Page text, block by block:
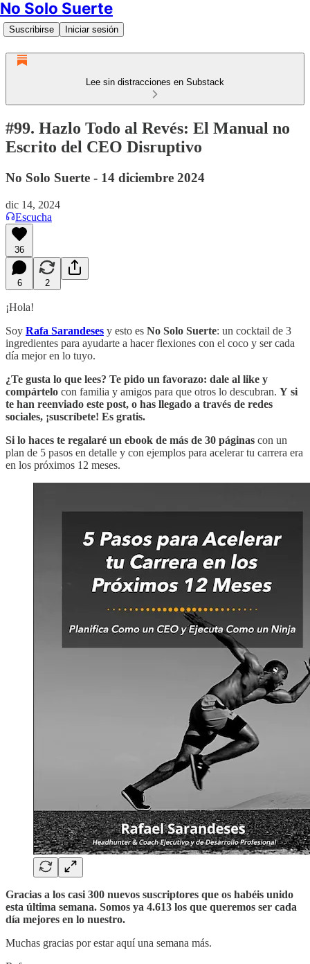
No Solo Suerte
Suscribirse Iniciar sesión
Lee sin distracciones en Substack
#99. Hazlo Todo al Revés: El Manual no
Escrito del CEO Disruptivo
No Solo Suerte - 14 diciembre 2024
dic 14, 2024
Escucha
36
6 2
¡Hola!
Soy Rafa Sarandeses y esto es No Solo Suerte: un cocktail de 3
ingredientes para ayudarte a hacer flexiones con el coco y ser cada
día mejor en lo tuyo.
¿Te gusta lo que lees? Te pido un favorazo: dale al like y
compártelo con familia y amigos para que otros lo descubran. Y si
te han reenviado este post, o has llegado a través de redes
sociales, ¡suscríbete! Es gratis.
Si lo haces te regalaré un ebook de más de 30 páginas con un
plan de 5 pasos en detalle y con ejemplos para acelerar tu carrera era
en los próximos 12 meses.
Gracias a los casi 300 nuevos suscriptores que os habéis unido
esta última semana. Somos ya 4.613 los que queremos ser cada
día mejores en lo nuestro.
Muchas gracias por estar aquí una semana más.